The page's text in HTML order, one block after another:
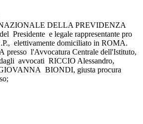
DELLA PREVIDENZA
Presidente e legale rappresentante pro
elettivamente domiciliato in ROMA.
l'Avvocatura Centrale dell'Istituto,
avvocati RICCIO Alessandro,
BIONDI, giusta procura